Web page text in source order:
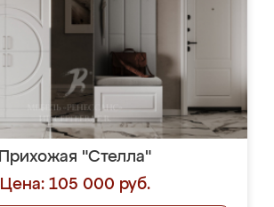
Прихожая "Стелла"
Цена: 105 000 руб.